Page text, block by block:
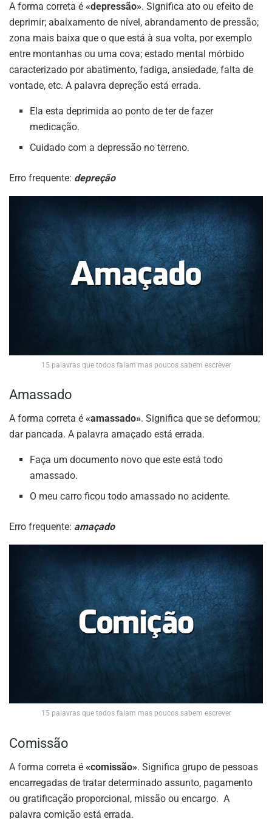
A forma correta é «depressão». Significa ato ou efeito de
deprimir; abaixamento de nível, abrandamento de pressão;
zona mais baixa que o que está à sua volta, por exemplo
entre montanhas ou uma cova; estado mental mórbido
caracterizado por abatimento, fadiga, ansiedade, falta de
vontade, etc. A palavra depreção está errada.
Ela esta deprimida ao ponto de ter de fazer
medicação.
Cuidado com a depressão no terreno.
Erro frequente: depreção
15 palavras que todos falam mas poucos sabem escrever
Amassado
A forma correta é «amassado». Significa que se deformou;
dar pancada. A palavra amaçado está errada.
Faça um documento novo que este está todo
amassado.
O meu carro ficou todo amassado no acidente.
Erro frequente: amaçado
15 palavras que todos falam mas poucos sabem escrever
Comissão
A forma correta é «comissão». Significa grupo de pessoas
encarregadas de tratar determinado assunto, pagamento
ou gratificação proporcional, missão ou encargo. A
palavra comição está errada.